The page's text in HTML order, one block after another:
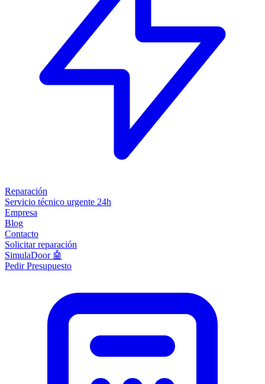
Reparación
Servicio técnico urgente 24h
Empresa
Blog
Contacto
Solicitar reparación
SimulaDoor 🤖
Pedir Presupuesto